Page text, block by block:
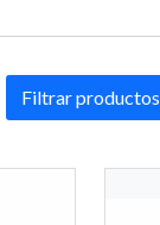
Filtrar productos